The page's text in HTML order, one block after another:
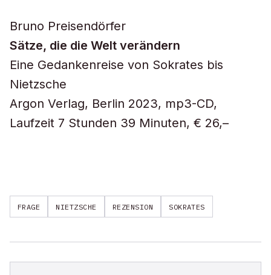
Bruno Preisendörfer
Sätze, die die Welt verändern
Eine Gedankenreise von Sokrates bis
Nietzsche
Argon Verlag, Berlin 2023, mp3-CD,
Laufzeit 7 Stunden 39 Minuten, € 26,–
FRAGE NIETZSCHE REZENSION SOKRATES